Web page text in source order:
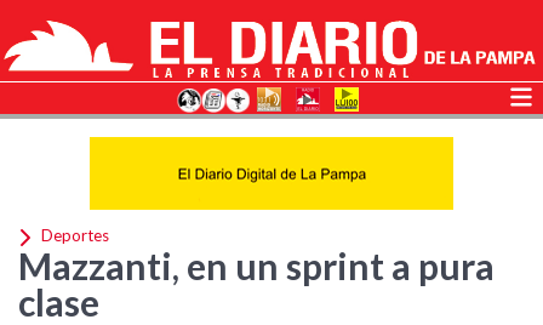
Deportes
Mazzanti, en un sprint a pura
clase